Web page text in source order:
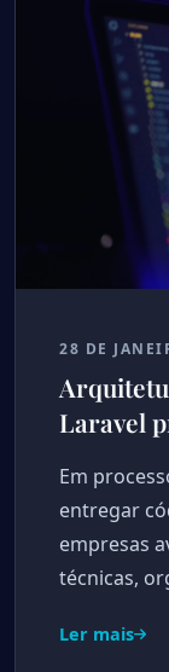
28 DE
Laravel
Em
entregar
empresas
técnicas,
Ler mais